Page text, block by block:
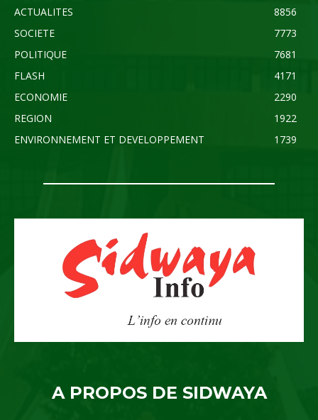
ACTUALITES
8856
SOCIETE
7773
POLITIQUE
7681
FLASH
4171
ECONOMIE
2290
REGION
1922
ENVIRONNEMENT ET DEVELOPPEMENT
1739
A PROPOS DE SIDWAYA